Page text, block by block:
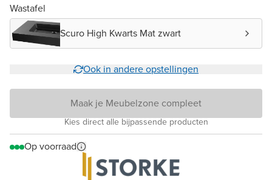
Wastafel
Scuro High Kwarts Mat zwart
Ook in andere opstellingen
Maak je Meubelzone compleet
Kies direct alle bijpassende producten
Op voorraad